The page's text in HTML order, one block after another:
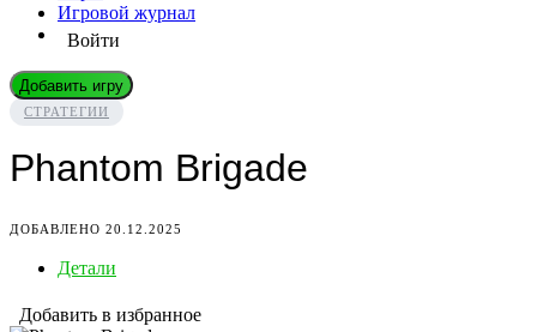
Игровой журнал
Войти
Добавить игру
СТРАТЕГИИ
Phantom Brigade
ДОБАВЛЕНО 20.12.2025
Детали
Добавить в избранное